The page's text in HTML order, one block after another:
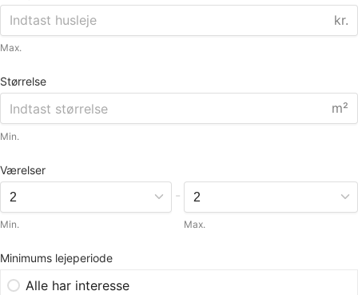
kr.
Max.
Størrelse
m²
Min.
Værelser
Min.
-
Max.
Minimums lejeperiode
Alle har interesse